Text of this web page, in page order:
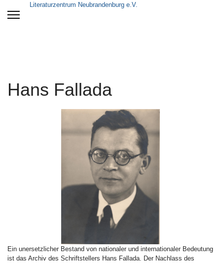
Literaturzentrum Neubrandenburg e.V.
Hans Fallada
Ein unersetzlicher Bestand von nationaler und internationaler Bedeutung
ist das Archiv des Schriftstellers Hans Fallada. Der Nachlass des